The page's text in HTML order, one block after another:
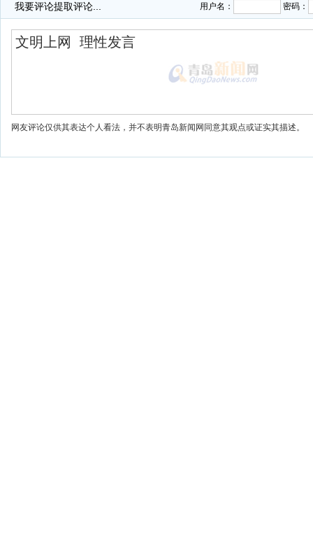
我要评论提取评论... 用户名： 密码：
网友评论仅供其表达个人看法，并不表明青岛新闻网同意其观点或证实其描述。